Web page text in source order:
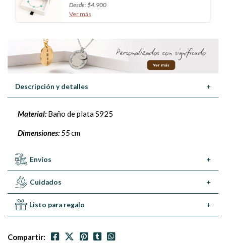
Desde: $4.900
Ver más
Descripción y detalles +
Material:Baño de plata S925
Dimensiones:55cm
Envíos +
Cuidados +
Listo para regalo +
Compartir: